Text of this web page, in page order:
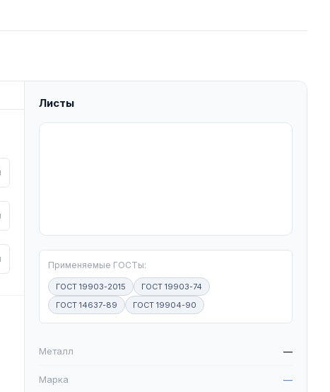
Листы
Применяемые ГОСТы:
ГОСТ 19903-2015
ГОСТ 19903-74
ГОСТ 14637-89
ГОСТ 19904-90
Металл —
Марка —